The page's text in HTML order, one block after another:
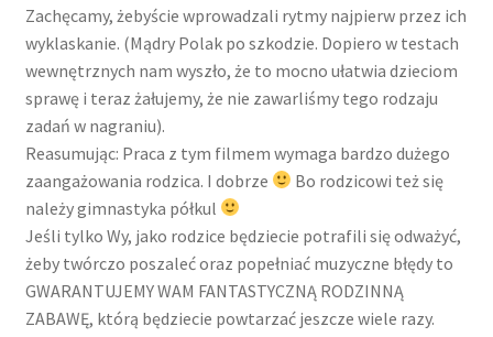
Zachęcamy, żebyście wprowadzali rytmy najpierw przez ich
wyklaskanie. (Mądry Polak po szkodzie. Dopiero w testach
wewnętrznych nam wyszło, że to mocno ułatwia dzieciom
sprawę i teraz żałujemy, że nie zawarliśmy tego rodzaju
zadań w nagraniu).
Reasumując: Praca z tym filmem wymaga bardzo dużego
zaangażowania rodzica. I dobrze
Bo rodzicowi też się
należy gimnastyka półkul
Jeśli tylko Wy, jako rodzice będziecie potrafili się odważyć,
żeby twórczo poszaleć oraz popełniać muzyczne błędy to
GWARANTUJEMY WAM FANTASTYCZNĄ RODZINNĄ
ZABAWĘ, którą będziecie powtarzać jeszcze wiele razy.